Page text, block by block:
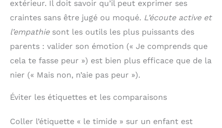
extérieur. Il doit savoir qu’il peut exprimer ses
craintes sans être jugé ou moqué. L’écoute active et
l’empathiesont les outils les plus puissants des
parents : valider son émotion (« Je comprends que
cela te fasse peur ») est bien plus efficace que de la
nier (« Mais non, n’aie pas peur »).
Éviter les étiquettes et les comparaisons
Coller l’étiquette « le timide » sur un enfant est